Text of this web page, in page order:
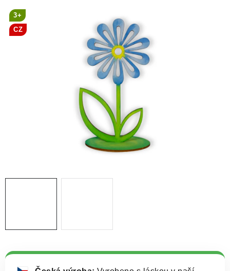
VŠE PRO TVOŘENÍ
3+
CZ